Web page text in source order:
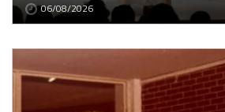
06/08/2026